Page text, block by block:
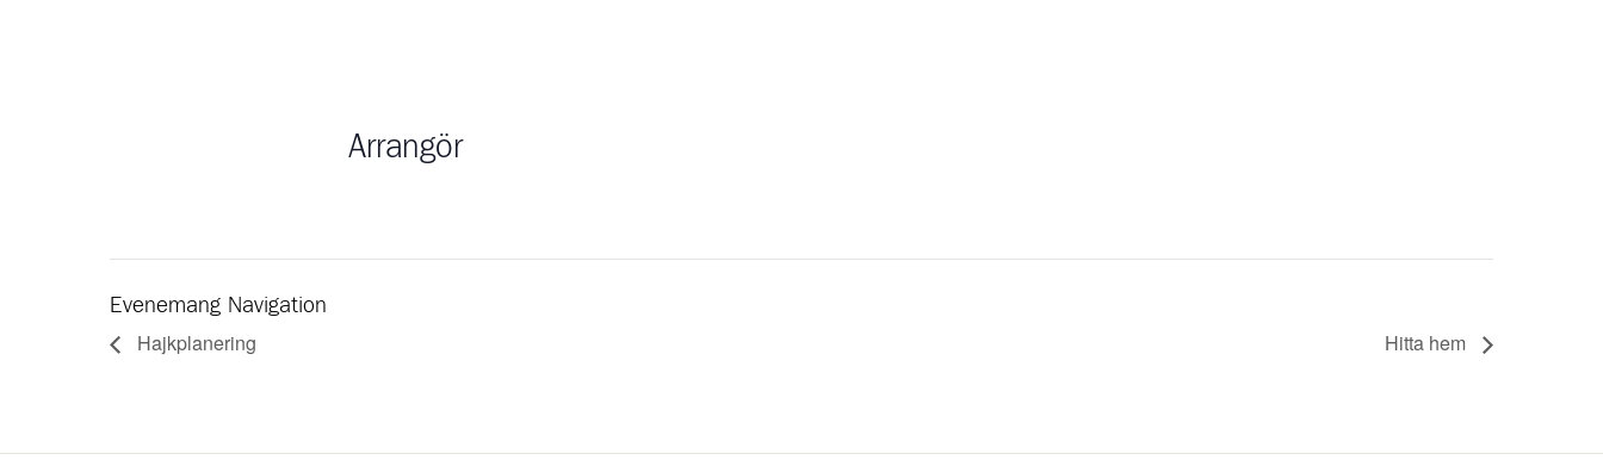
Arrangör
Evenemang Navigation
Hajkplanering Hitta hem